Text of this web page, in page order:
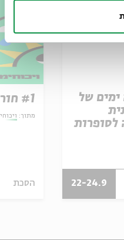
של
לסופרות
22-24.9
#1 חורף או קיץ?
מתוך:
הסכת